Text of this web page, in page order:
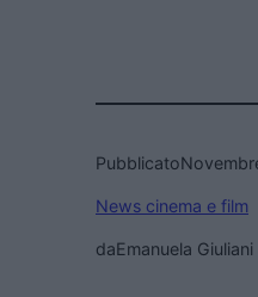
Pubblicato
News cinema e film
daEmanuela Giuliani